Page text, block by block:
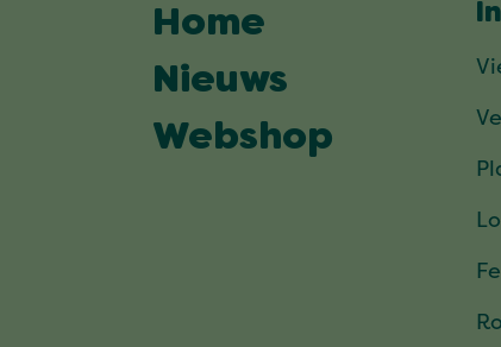
Home
Nieuws
Webshop